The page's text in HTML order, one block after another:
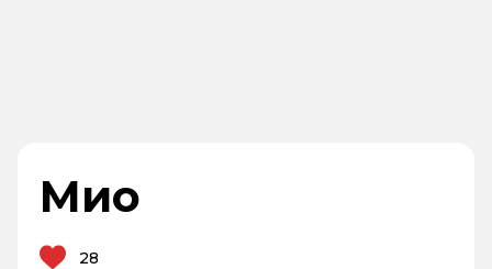
Мио
28